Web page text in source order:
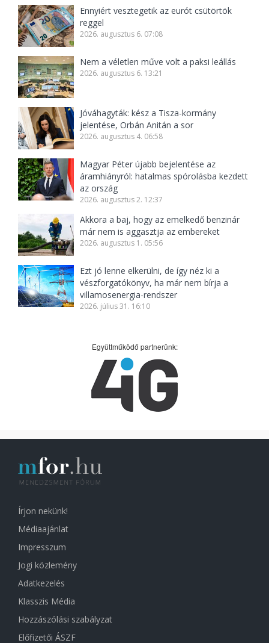
Ennyiért vesztegetik az eurót csütörtök
reggel
2026. augusztus 6. 07:08
Nem a véletlen műve volt a paksi leállás
2026. augusztus 6. 13:21
Jóváhagyták: kész a Tisza-kormány
jelentése, Orbán Anitán a sor
2026. augusztus 4. 06:58
Magyar Péter újabb bejelentése az
áramhiányról: hatalmas spórolásba kezdett
az ország
2026. augusztus 2. 12:37
Akkora a baj, hogy az emelkedő benzinár
már nem is aggasztja az embereket
2026. augusztus 1. 05:56
Ezt jó lenne elkerülni, de így néz ki a
vészforgatókönyv, ha már nem bírja a
villamosenergia-rendszer
2026. július 31. 16:10
Együttműködő partnerünk:
Írjon nekünk!
Médiaajánlat
Impresszum
Jogi közlemény
Adatkezelés
Klasszis Média
Hozzászólási szabályzat
Előfizetői ÁSZF